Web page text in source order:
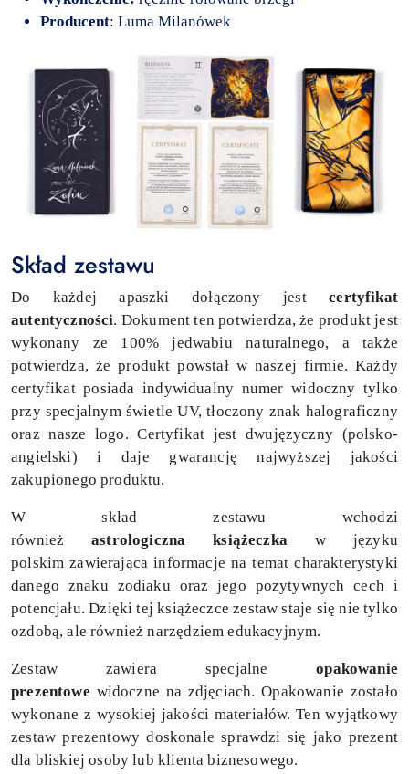
Producent: Luma Milanówek
Skład zestawu
Do każdej apaszki dołączony jest certyfikat
autentyczności. Dokument ten potwierdza, że produkt jest
wykonany ze 100% jedwabiu naturalnego, a także
potwierdza, że produkt powstał w naszej firmie. Każdy
certyfikat posiada indywidualny numer widoczny tylko
przy specjalnym świetle UV, tłoczony znak halograficzny
oraz nasze logo. Certyfikat jest dwujęzyczny (polsko-
angielski) i daje gwarancję najwyższej jakości
zakupionego produktu.
W skład zestawu wchodzi
również
astrologiczna książeczka
w języku
polskim zawierająca informacje na temat charakterystyki
danego znaku zodiaku oraz jego pozytywnych cech i
potencjału. Dzięki tej książeczce zestaw staje się nie tylko
ozdobą, ale również narzędziem edukacyjnym.
Zestaw zawiera specjalne
opakowanie
prezentowe widoczne na zdjęciach. Opakowanie zostało
wykonane z wysokiej jakości materiałów. Ten wyjątkowy
zestaw prezentowy doskonale sprawdzi się jako prezent
dla bliskiej osoby lub klienta biznesowego.